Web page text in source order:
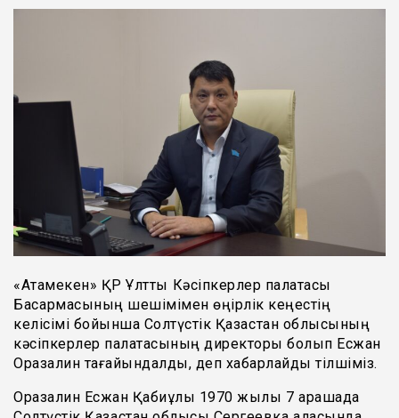
«Атамекен» ҚР Ұлттық Кәсіпкерлер палатасы
Басқармасының шешімімен өңірлік кеңестің
келісімі бойынша Солтүстік Қазақстан облысының
кәсіпкерлер палатасының директоры болып Есжан
Оразалин тағайындалды, деп хабарлайды тілшіміз.
Оразалин Есжан Қабиұлы 1970 жылы 7 қарашада